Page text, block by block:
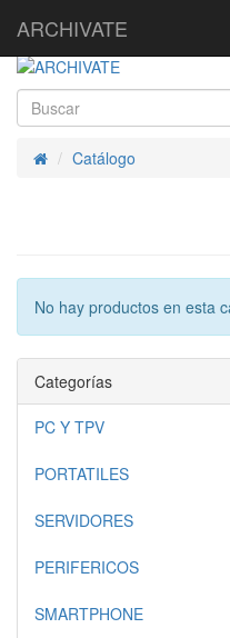
ARCHIVATE
InicioCatálogo
No hay productos en esta
Categorías
PC Y TPV
PORTATILES
SERVIDORES
PERIFERICOS
SMARTPHONE